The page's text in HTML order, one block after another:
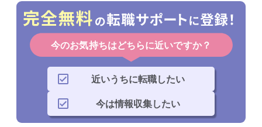
今のお気持ちはどちらに近いですか？
近いうちに転職したい
今は情報収集したい